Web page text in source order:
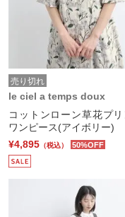
売り切れ
le ciel a temps doux
コットンローン草花プ
ワンピース(アイボリー)
¥4,895 （税込） 50%OFF